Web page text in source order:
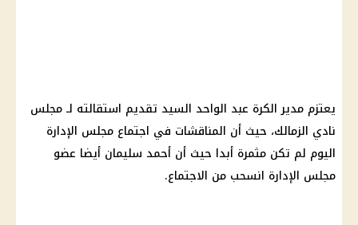
يعتزم مدير الكرة عبد الواحد السيد تقديم استقالته لـ مجلس
نادي الزمالك، حيث أن المناقشات في اجتماع مجلس الإدارة
اليوم لم تكن مثمرة أبدا حيث أن أحمد سليمان أيضا عضو
مجلس الإدارة انسحب من الاجتماع.